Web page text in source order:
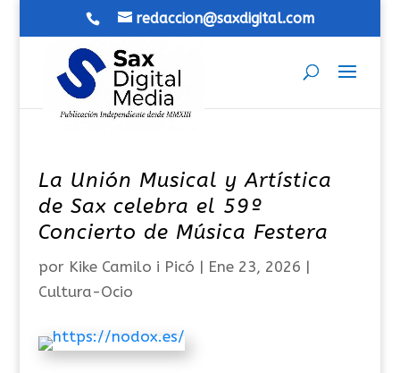
redaccion@saxdigital.com
La Unión Musical y Artística
de Sax celebra el 59º
Concierto de Música Festera
por Kike Camilo i Picó | Ene 23, 2026 |
Cultura-Ocio